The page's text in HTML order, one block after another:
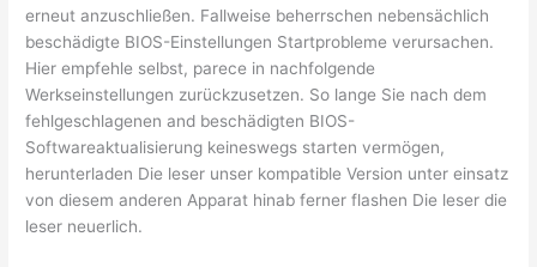
erneut anzuschließen. Fallweise beherrschen nebensächlich
beschädigte BIOS-Einstellungen Startprobleme verursachen.
Hier empfehle selbst, parece in nachfolgende
Werkseinstellungen zurückzusetzen. So lange Sie nach dem
fehlgeschlagenen and beschädigten BIOS-
Softwareaktualisierung keineswegs starten vermögen,
herunterladen Die leser unser kompatible Version unter einsatz
von diesem anderen Apparat hinab ferner flashen Die leser die
leser neuerlich.